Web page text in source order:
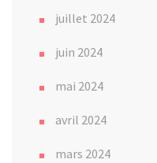
juillet 2024
juin 2024
mai 2024
avril 2024
mars 2024